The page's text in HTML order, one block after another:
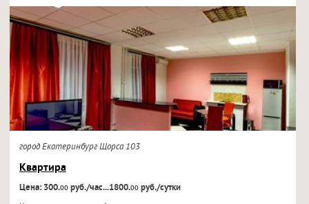
город Екатеринбург Щорса 103
Квартира
Цена: 300.00руб./час...1800.00руб./сутки